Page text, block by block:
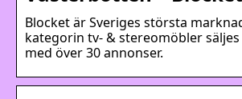
Blocket är Sveriges största
kategorin tv- & stereomöbler
med över 30 annonser.